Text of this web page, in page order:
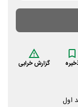
گزارش خرابی
اول